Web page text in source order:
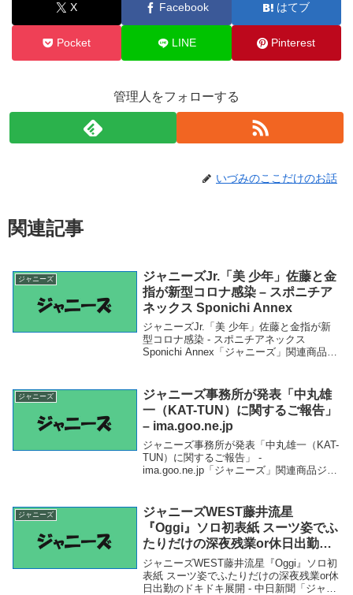
X Facebook はてブ
Pocket LINE Pinterest
管理人をフォローする
いづみのここだけのお話
関連記事
ジャニーズ
ジャニーズJr.「美 少年」佐藤と金
指が新型コロナ感染 – スポニチア
ネックス Sponichi Annex
ジャニーズJr.「美 少年」佐藤と金指が新
型コロナ感染 - スポニチアネックス
Sponichi Annex「ジャニーズ」関連商品ジ
Annex ...
ジャニーズ
ジャニーズ事務所が発表「中丸雄
一（KAT-TUN）に関するご報告」
– ima.goo.ne.jp
ジャニーズ事務所が発表「中丸雄一（KAT-
TUN）に関するご報告」 -
ima.goo.ne.jp「ジャニーズ」関連商品ジャ
ャニーズ事務所が発...
ジャニーズ
ジャニーズWEST藤井流星
『Oggi』ソロ初表紙 スーツ姿でふ
たりだけの深夜残業or休日出勤の
ドキドキ展開 – 中日新聞
ジャニーズWEST藤井流星『Oggi』ソロ初
表紙 スーツ姿でふたりだけの深夜残業or休
日出勤のドキドキ展開 - 中日新聞「ジャニ